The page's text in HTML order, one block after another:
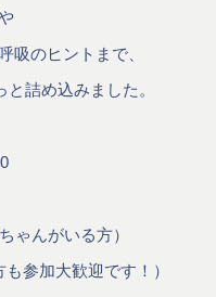
吸のヒントまで、
と詰め込みました。
ちゃんがいる方）
加大歓迎です！）